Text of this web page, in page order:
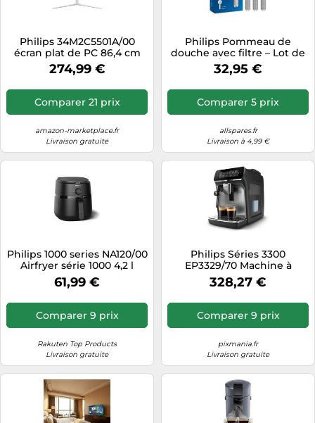
Philips 34M2C5501A/00
écran plat de PC 86,4 cm
(34") 3440 x 1440 pixels
Wide Quad HD LCD Blanc
274,99 €
Comparer 21 prix
amazon-marketplace.fr
Livraison gratuite
Philips Pommeau de
douche avec filtre – Lot de
3 filtres – Élimine le chlore –
1 mois
32,95 €
Comparer 5 prix
allspares.fr
Livraison à 4,99 €
Philips 1000 series NA120/00
Airfryer série 1000 4,2 l
61,99 €
Comparer 9 prix
Rakuten Top Products
Livraison gratuite
Philips Séries 3300
EP3329/70 Machine à
espresso automatique
328,27 €
Comparer 9 prix
pixmania.fr
Livraison gratuite